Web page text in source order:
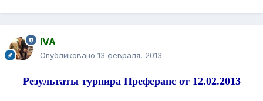
IVA
Опубликовано 13 февраля, 2013
Результаты турнира Преферанс от 12.02.2013